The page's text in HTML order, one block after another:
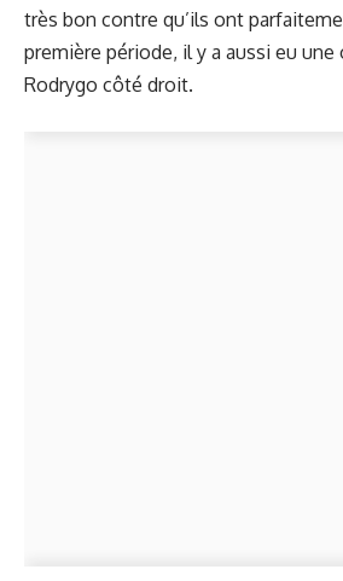
très bon contre qu’ils ont
première période, il y a aussi eu une
Rodrygo côté droit.